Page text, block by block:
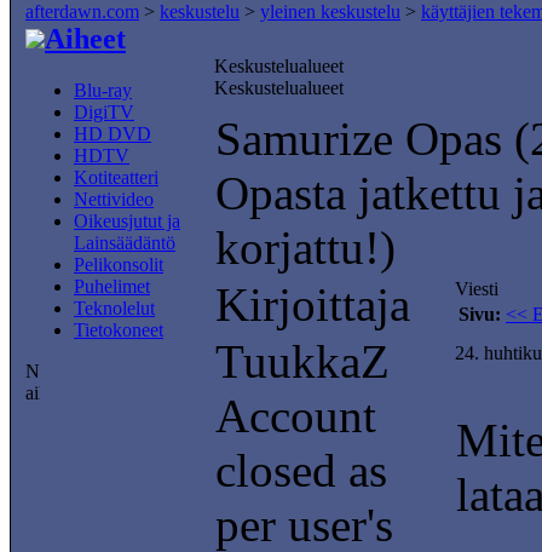
afterdawn.com > keskustelu > yleinen keskustelu > käyttäjien
Aiheet
Blu-ray
DigiTV
HD DVD
HDTV
Kotiteatteri
Nettivideo
Oikeusjutut ja
Lainsäädäntö
Pelikonsolit
Puhelimet
Teknolelut
Tietokoneet
Keskustelualueet
Keskustelualueet
Samurize Opas
Opasta jatkettu
korjattu!)
Kirjoittaja
Viesti
Sivu: <<
TuukkaZ
Account
closed as
per user's
24.